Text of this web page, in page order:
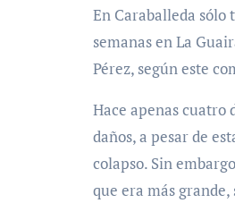
En Caraballeda sólo tres negocios han retomado la actividad tras el doble terremoto de hace dos
semanas en La
Pérez, según este
Hace apenas cuatro
daños, a pesar de
colapso. Sin
que era más